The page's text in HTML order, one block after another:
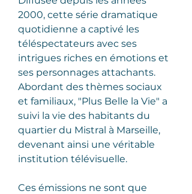
2000, cette série dramatique
quotidienne a captivé les
téléspectateurs avec ses
intrigues riches en émotions et
ses personnages attachants.
Abordant des thèmes sociaux
et familiaux, "Plus Belle la Vie" a
suivi la vie des habitants du
quartier du Mistral à Marseille,
devenant ainsi une véritable
institution télévisuelle.
Ces émissions ne sont que